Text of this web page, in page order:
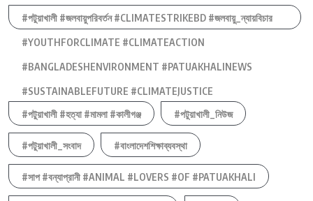
#পটুয়াখালী #জলবায়ুপরিবর্তন #CLIMATESTRIKEBD #জলবায়ু_ন্যায়বিচার
#YOUTHFORCLIMATE #CLIMATEACTION
#BANGLADESHENVIRONMENT #PATUAKHALINEWS
#SUSTAINABLEFUTURE #CLIMATEJUSTICE
#পটুয়াখালী #হত্যা #মামলা #কালীগঞ্জ
#পটুয়াখালী_নিউজ
#পটুয়াখালী_সংবাদ #বাংলাদেশশিক্ষাব্যবস্থা
#সাপ #বন্যাপ্রানী #ANIMAL #LOVERS #OF #PATUAKHALI